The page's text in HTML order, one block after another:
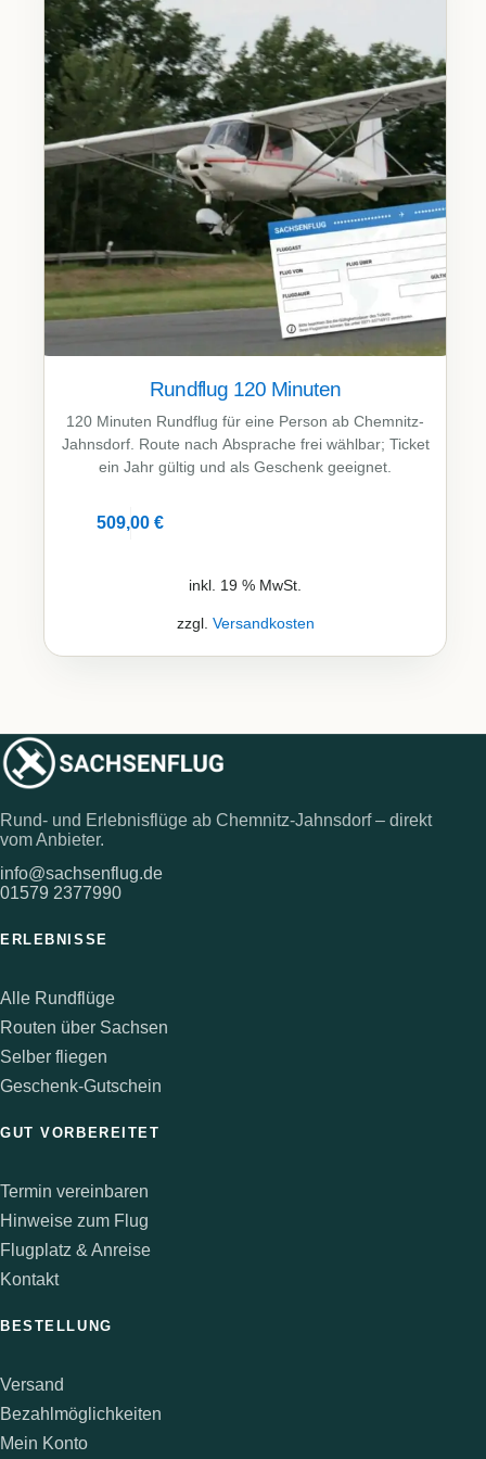
Rundflug 120 Minuten
120 Minuten Rundflug für eine Person ab Chemnitz-
Jahnsdorf. Route nach Absprache frei wählbar; Ticket
ein Jahr gültig und als Geschenk geeignet.
509,00€
inkl. 19 % MwSt.
zzgl. Versandkosten
Rund- und Erlebnisflüge ab Chemnitz-Jahnsdorf – direkt
vom Anbieter.
info@sachsenflug.de
01579 2377990
ERLEBNISSE
Alle Rundflüge
Routen über Sachsen
Selber fliegen
Geschenk-Gutschein
GUT VORBEREITET
Termin vereinbaren
Hinweise zum Flug
Flugplatz & Anreise
Kontakt
BESTELLUNG
Versand
Bezahlmöglichkeiten
Mein Konto